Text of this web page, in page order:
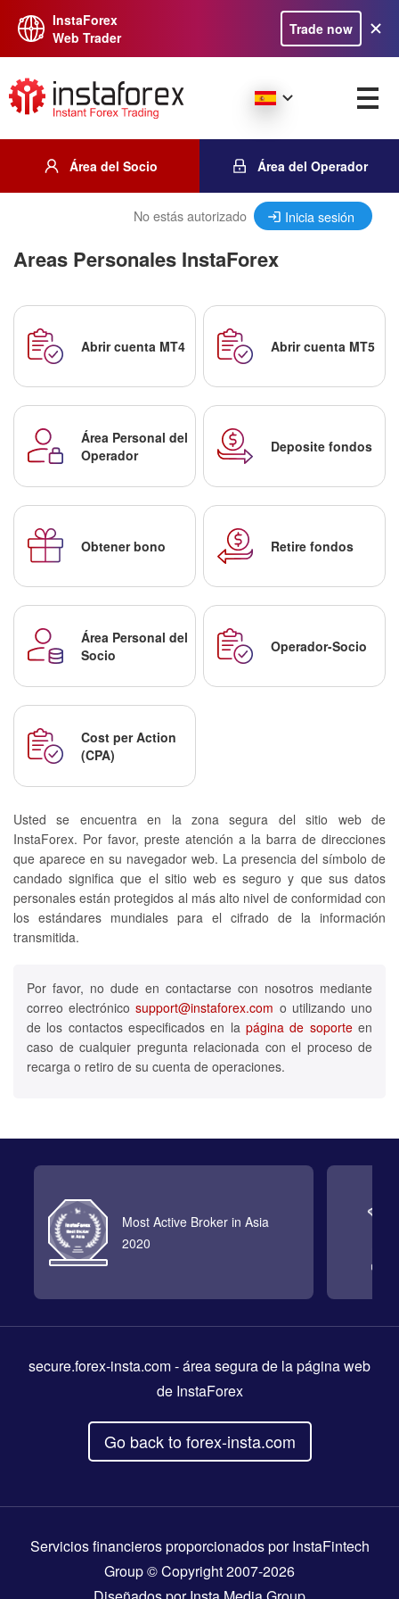
InstaForex
Web Trader
Trade now
Área del Socio Área del Operador
No estás autorizado Inicia sesión
Areas Personales InstaForex
Abrir cuenta MT4 Abrir cuenta MT5
Área Personal del
Operador
Deposite fondos
Obtener bono Retire fondos
Área Personal del
Socio
Operador-Socio
Cost per Action
(CPA)
Usted se encuentra en la zona segura del sitio web de
InstaForex. Por favor, preste atención a la barra de direcciones
que aparece en su navegador web. La presencia del símbolo de
candado significa que el sitio web es seguro y que sus datos
personales están protegidos al más alto nivel de conformidad con
los estándares mundiales para el cifrado de la información
transmitida.
Por favor, no dude en contactarse con nosotros mediante
correo electrónicosupport@instaforex.com o utilizando uno
de los contactos especificados en la página de soporteen
caso de cualquier pregunta relacionada con el proceso de
recarga o retiro de su cuenta de operaciones.
Most Active Broker in Asia
2020
secure.forex-insta.com- área segura de la página web
de InstaForex
Go back to forex-insta.com
Servicios financieros proporcionados por InstaFintech
Group © Copyright 2007-2026